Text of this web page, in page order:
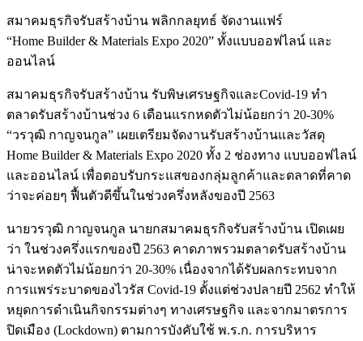
สมาคมธุรกิจรับสร้างบ้าน พลิกกลยุทธ์ จัดงานแฟร์
“Home Builder & Materials Expo 2020” ทั้งแบบออฟไลน์ และ
ออนไลน์
สมาคมธุรกิจรับสร้างบ้าน รับพิษเศรษฐกิจและCovid-19 ทำ
ตลาดรับสร้างบ้านช่วง 6 เดือนแรกหดตัวไม่น้อยกว่า 20-30%
“วรวุฒิ กาญจนกูล” เผยเตรียมจัดงานรับสร้างบ้านและวัสดุ
Home Builder & Materials Expo 2020 ทั้ง 2 ช่องทาง แบบออฟไลน์
และออนไลน์ เพื่อตอบรับกระแสของกลุ่มลูกค้าและตลาดที่คาด
ว่าจะค่อยๆ ฟื้นตัวดีขึ้นในช่วงครึ่งหลังของปี 2563
นายวรวุฒิ กาญจนกูล นายกสมาคมธุรกิจรับสร้างบ้าน เปิดเผย
ว่า ในช่วงครึ่งแรกของปี 2563 คาดภาพรวมตลาดรับสร้างบ้าน
น่าจะหดตัวไม่น้อยกว่า 20-30% เนื่องจากได้รับผลกระทบจาก
การแพร่ระบาดของไวรัส Covid-19 ตั้งแต่ช่วงปลายปี 2562 ทำให้
หยุดการดำเนินกิจกรรมต่างๆ ทางเศรษฐกิจ และจากมาตรการ
ปิดเมือง (Lockdown) ตามการบังคับใช้ พ.ร.ก. การบริหาร